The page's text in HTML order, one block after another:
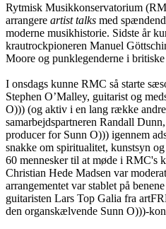
Rytmisk Musikkonservatorium
arrangere artist talks med
moderne musikhistorie. Sidste år
krautrockpioneren Manuel
Moore og punklegenderne i
I onsdags kunne RMC så starte
Stephen O’Malley, guitarist og
O))) (og aktiv i en lang række
samarbejdspartneren Randall
producer for Sunn O))) igennem
snakke om spiritualitet, kunstsyn
60 mennesker til at møde i RMC's
Christian Hede Madsen var
arrangementet var stablet på
guitaristen Lars Top Galia fra
den organskælvende Sunn O)))-